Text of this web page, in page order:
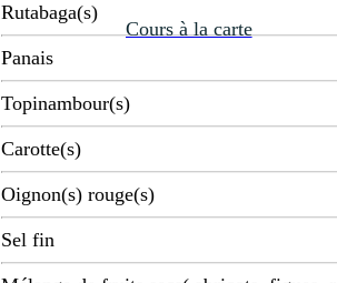
Cours à la carte
Rutabaga(s)
Panais
Topinambour(s)
Carotte(s)
Oignon(s) rouge(s)
Sel fin